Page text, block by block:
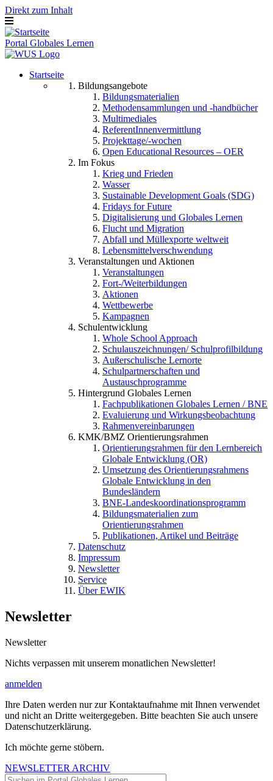
Direkt zum Inhalt
Portal Globales Lernen
Startseite
Bildungsangebote
Bildungsmaterialien
Methodensammlungen und -handbücher
Multimediales
ReferentInnenvermittlung
Projekttage/-wochen
Open Educational Resources – OER
Im Fokus
Krieg und Frieden
Wasser
Sustainable Development Goals (SDG)
Fridays for Future
Digitalisierung und Globales Lernen
Flucht und Migration
Abfall und Müllexporte weltweit
Lebensmittelverschwendung
Veranstaltungen und Aktionen
Veranstaltungen
Fort-/Weiterbildungen
Aktionen
Wettbewerbe
Kampagnen
Schulentwicklung
Whole School Approach
Schulauszeichnungen/ Schulprofilbildung
Außerschulische Lernorte
Schulpartnerschaften und
Austauschprogramme
Hintergrund Globales Lernen
Fachpublikationen Globales Lernen / BNE
Evaluierung und Wirkungsbeobachtung
Rahmenvereinbarungen
KMK/BMZ Orientierungsrahmen
Orientierungsrahmen für den Lernbereich
Globale Entwicklung (OR)
Umsetzung des Orientierungsrahmens
Globale Entwicklung in den
Bundesländern
BNE-Landeskoordinationsprogramm
Bildungsmaterialien zum
Orientierungsrahmen
Publikationen, Artikel und Beiträge
Datenschutz
Impressum
Newsletter
Service
Über EWIK
Newsletter
Newsletter
Nichts verpassen mit unserem monatlichen Newsletter!
anmelden
Ihre Daten werden nur zur Kontaktaufnahme mit Ihnen verwendet
und nicht an Dritte weitergegeben. Bitte beachten Sie auch unsere
Datenschutzerklärung.
Ich möchte gerne stöbern.
NEWSLETTER ARCHIV